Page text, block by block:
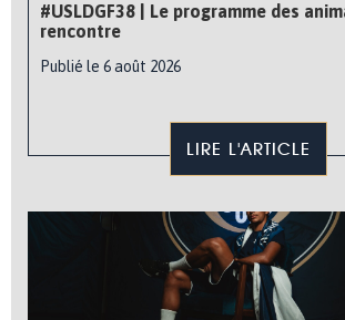
#USLDGF38 | Le programme des
rencontre
Publié le 6 août 2026
LIRE L'ARTICLE